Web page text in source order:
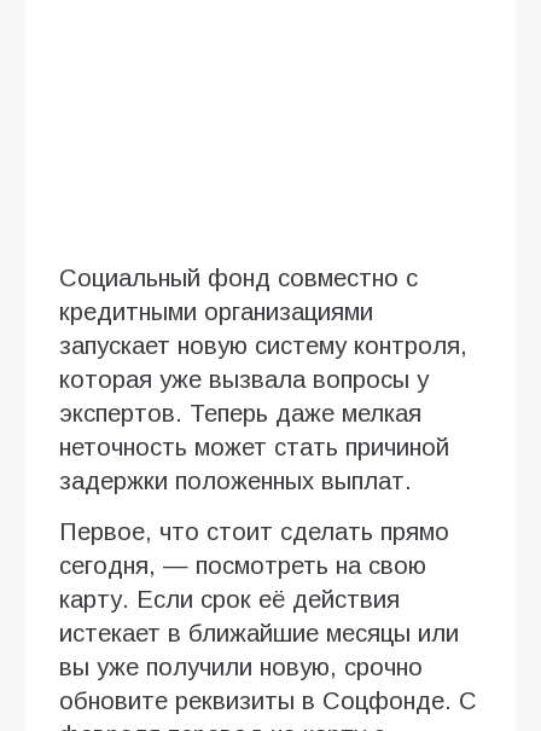
Социальный фонд совместно с
кредитными организациями
запускает новую систему контроля,
которая уже вызвала вопросы у
экспертов. Теперь даже мелкая
неточность может стать причиной
задержки положенных выплат.
Первое, что стоит сделать прямо
сегодня, — посмотреть на свою
карту. Если срок её действия
истекает в ближайшие месяцы или
вы уже получили новую, срочно
обновите реквизиты в Соцфонде. С